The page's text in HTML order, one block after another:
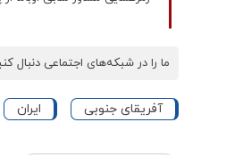
ما را در شبکه‌های اجتماعی دنبال
آفریقای جنوبی ایران